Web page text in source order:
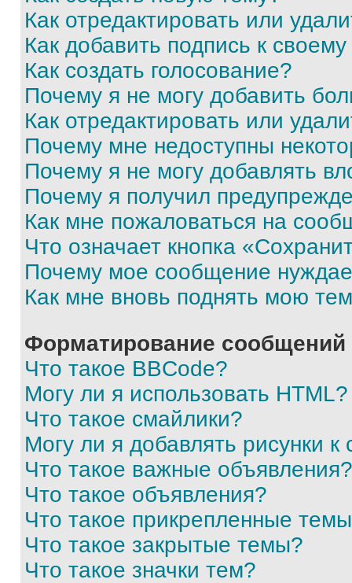
Как отредактировать или
Как добавить подпись к
Как создать голосование?
Почему я не могу добавить
Как отредактировать или
Почему мне недоступны
Почему я не могу добавлять
Почему я получил
Как мне пожаловаться на
Что означает кнопка
Почему мое сообщение
Как мне вновь поднять мою
Форматирование
Что такое BBCode?
Могу ли я использовать HTML?
Что такое смайлики?
Могу ли я добавлять рисунки
Что такое важные объявления?
Что такое объявления?
Что такое прикрепленные
Что такое закрытые темы?
Что такое значки тем?